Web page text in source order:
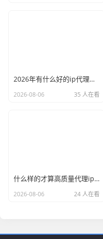
2026年有什么好的ip代理软件？亲测后我只推荐这几个
2026-08-06 35 人在看
什么样的才算高质量代理ip？资深玩家总结了三个硬指标
2026-08-06 24 人在看